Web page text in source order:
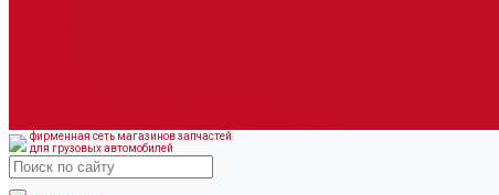
фирменная сеть магазинов запчастей
для грузовых автомобилей